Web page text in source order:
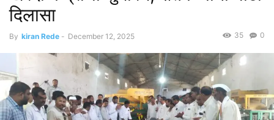
दिलासा
By kiran Rede - December 12, 2025 0
35